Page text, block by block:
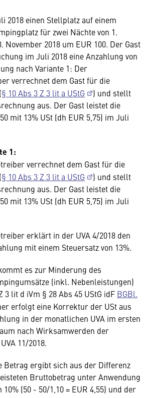
2018 einen Stellplatz auf einem
für zwei Nächte von 1.
November 2018 um EUR 100. Der Gast
im Juli 2018 eine Anzahlung von
nach Variante 1: Der
verrechnet dem Gast für die
§ 10 Abs 3 Z 3 lit a UStG
) und stellt
aus. Der Gast leistet die
mit 13% USt (dh EUR 5,75) im Juli
1:
verrechnet dem Gast für die
§ 10 Abs 3 Z 3 lit a UStG
) und stellt
aus. Der Gast leistet die
mit 13% USt (dh EUR 5,75) im Juli
erklärt in der UVA 4/2018 den
mit einem Steuersatz von 13%.
es zur Minderung des
(inkl. Nebenleistungen)
3 lit d iVm § 28 Abs 45 UStG idF BGBl.
erfolgt eine Korrektur der USt aus
in der monatlichen UVA im ersten
nach Wirksamwerden der
11/2018.
Betrag ergibt sich aus der Differenz
Bruttobetrag unter Anwendung
10% (50 - 50/1,10 = EUR 4,55) und der